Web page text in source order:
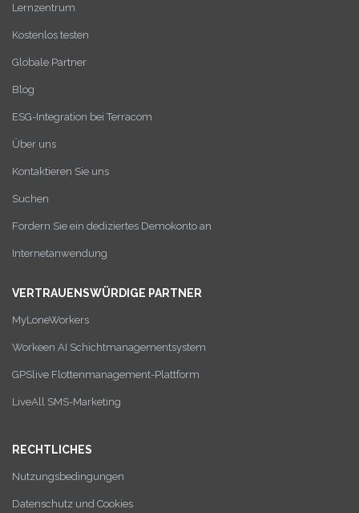
Lernzentrum
Kostenlos testen
Globale Partner
Blog
ESG-Integration bei Terracom
Über uns
Kontaktieren Sie uns
Suchen
Fordern Sie ein dediziertes Demokonto an
Internetanwendung
VERTRAUENSWÜRDIGE PARTNER
MyLoneWorkers
Workeen AI Schichtmanagementsystem
GPSlive Flottenmanagement-Plattform
LiveAll SMS-Marketing
RECHTLICHES
Nutzungsbedingungen
Datenschutz und Cookies